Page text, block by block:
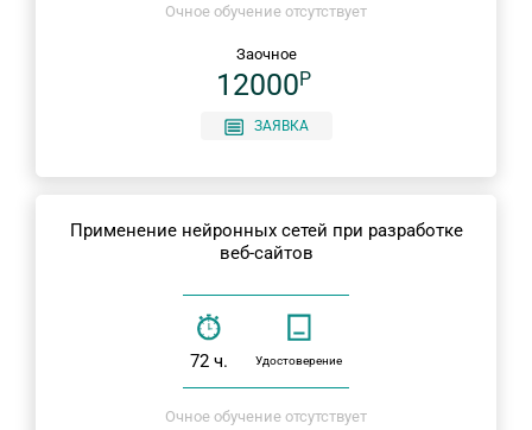
Очное обучение отсутствует
Заочное
12000P
ЗАЯВКА
Применение нейронных сетей при разработке
веб-сайтов
72 ч. Удостоверение
Очное обучение отсутствует